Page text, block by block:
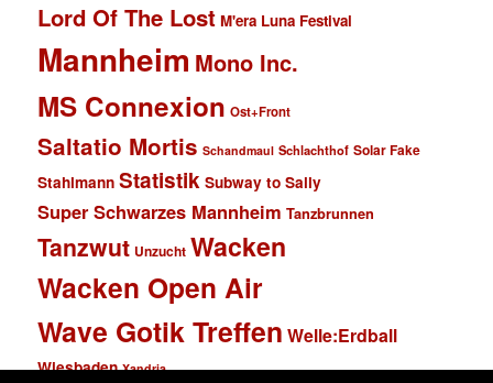
Lord Of The Lost M'era Luna Festival
Mannheim Mono Inc.
MS Connexion Ost+Front
Saltatio Mortis Schandmaul Schlachthof Solar Fake
Stahlmann Statistik Subway to Sally
Super Schwarzes Mannheim Tanzbrunnen
Tanzwut Unzucht Wacken
Wacken Open Air
Wave Gotik Treffen Welle:Erdball
Wiesbaden Xandria